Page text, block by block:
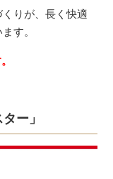
りが、長く快適
す。
ー」